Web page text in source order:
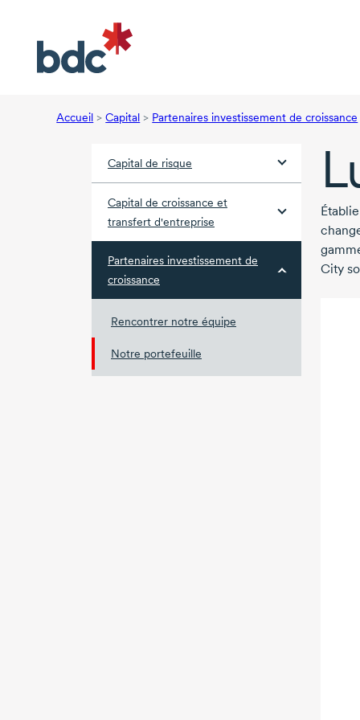
Accueil > Capital > Partenaires investissement de croissance
Capital de risque
Capital de croissance et
transfert d'entreprise
Partenaires investissement de
croissance
Rencontrer notre équipe
Notre portefeuille
City